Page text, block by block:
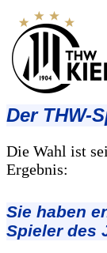
Der THW-
Die Wahl ist
Ergebnis:
Sie haben
Spieler des